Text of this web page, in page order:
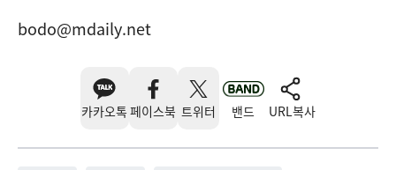
bodo@mdaily.net
카카오톡 페이스북 트위터 밴드 URL복사